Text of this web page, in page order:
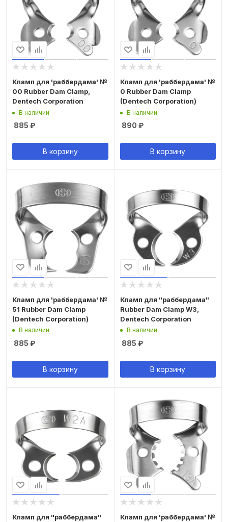
Кламп для 'раббердама' №
00 Rubber Dam Clamp,
Dentech Corporation
В наличии
885 ₽
В корзину
Кламп для 'раббердама' №
0 Rubber Dam Clamp
(Dentech Corporation)
В наличии
890 ₽
В корзину
Кламп для 'раббердама' №
51 Rubber Dam Clamp
(Dentech Corporation)
В наличии
885 ₽
В корзину
Кламп для "раббердама"
Rubber Dam Clamp W3,
Dentech Corporation
В наличии
885 ₽
В корзину
Кламп для "раббердама"
Кламп для 'раббердама' №